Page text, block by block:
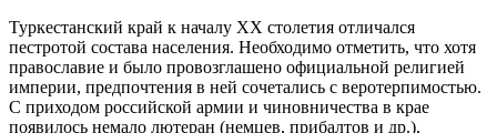
Туркестанский край к началу XX столетия отличался
пестротой состава населения. Необходимо отметить, что хотя
православие и было провозглашено официальной религией
империи, предпочтения в ней сочетались с веротерпимостью.
С приходом российской армии и чиновничества в крае
появилось немало лютеран (немцев, прибалтов и др.),